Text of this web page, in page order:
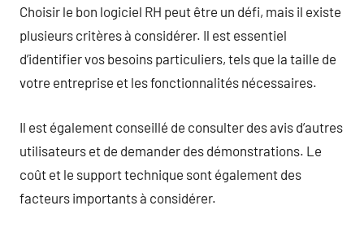
Choisir le bon logiciel RH peut être un défi, mais il existe
plusieurs critères à considérer. Il est essentiel
d’identifier vos besoins particuliers, tels que la taille de
votre entreprise et les fonctionnalités nécessaires.
Il est également conseillé de consulter des avis d’autres
utilisateurs et de demander des démonstrations. Le
coût et le support technique sont également des
facteurs importants à considérer.